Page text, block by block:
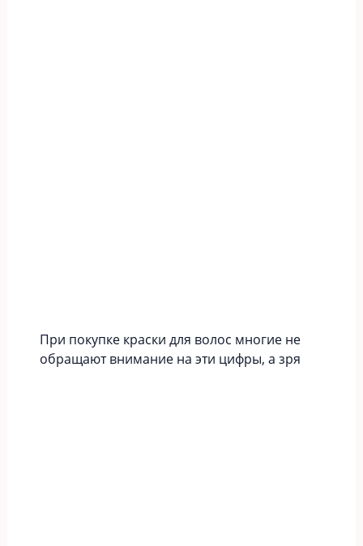
При покупке краски для волос многие не
обращают внимание на эти цифры, а зря